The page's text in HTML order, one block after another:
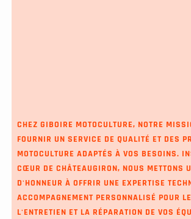
CHEZ GIBOIRE MOTOCULTURE, NOTRE
FOURNIR UN SERVICE DE QUALITÉ ET DES
MOTOCULTURE ADAPTÉS À VOS BESOINS.
CŒUR DE CHÂTEAUGIRON, NOUS METTONS
D'HONNEUR À OFFRIR UNE EXPERTISE
ACCOMPAGNEMENT PERSONNALISÉ POUR
L'ENTRETIEN ET LA RÉPARATION DE VOS